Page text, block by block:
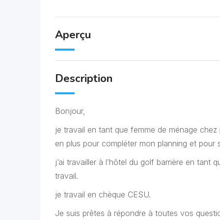
Aperçu
Description
Bonjour,
je travail en tant que femme de ménage
en plus pour compléter mon planning et pour
j’ai travailler à l’hôtel du golf barrière en
travail.
je travail en chèque CESU.
Je suis prêtes à répondre à toutes vos